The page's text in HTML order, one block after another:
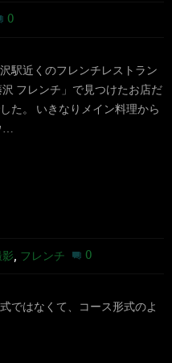
0
駅近くのフレンチレストラン
フレンチ」で見つけたお店だ
た。 いきなりメイン料理から
…
, フレンチ 0
ではなくて、コース形式のよ